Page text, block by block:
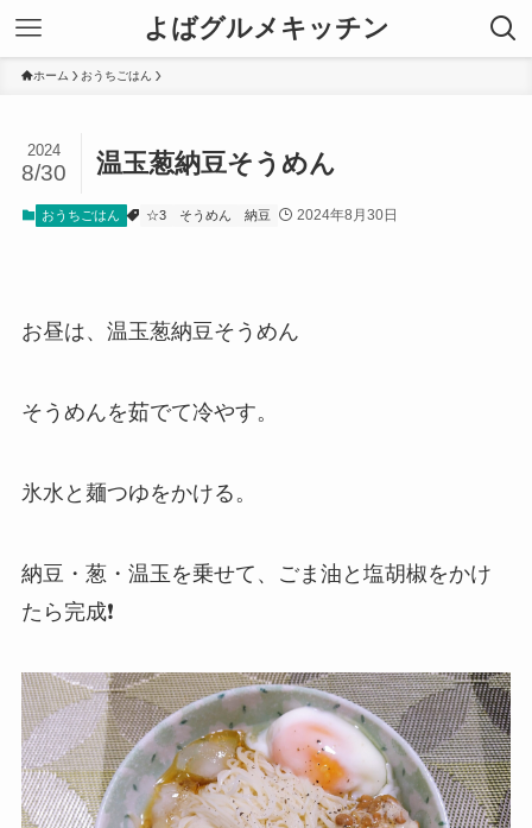
よばグルメキッチン
ホーム おうちごはん
温玉葱納豆そうめん
2024
8/30
おうちごはん ☆3 そうめん 納豆 2024年8月30日
お昼は、温玉葱納豆そうめん
そうめんを茹でて冷やす。
氷水と麺つゆをかける。
納豆・葱・温玉を乗せて、ごま油と塩胡椒をかけ
たら完成❗